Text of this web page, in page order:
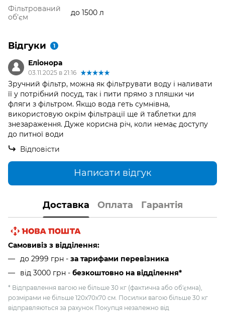
Фільтрований
об'єм
до 1500 л
Відгуки 1
Еліонора
03.11.2025 в 21:16
Зручний фільтр, можна як фільтрувати воду і наливати
її у потрібний посуд, так і пити прямо з пляшки чи
фляги з фільтром. Якщо вода геть сумнівна,
використовую окрім фільтрації ще й таблетки для
знезараження. Дуже корисна річ, коли немає доступу
до питної води
Відповісти
Написати відгук
Доставка Оплата Гарантія
Самовивіз з відділення:
до 2999 грн - за тарифами перевізника
від 3000 грн - безкоштовно на відділення*
* Відправлення вагою не більше 30 кг (фактична або об'ємна),
розмірами не більше 120х70х70 см. Посилки вагою більше 30 кг
відправляються за рахунок Покупця незалежно від